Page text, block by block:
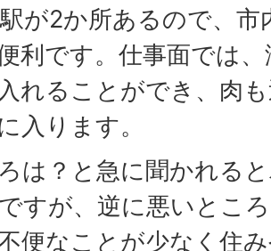
が2か所あるので、
利です。仕事面では
れることができ、肉
入ります。
は？と急に聞かれる
すが、逆に悪いとこ
便なことが少なく住